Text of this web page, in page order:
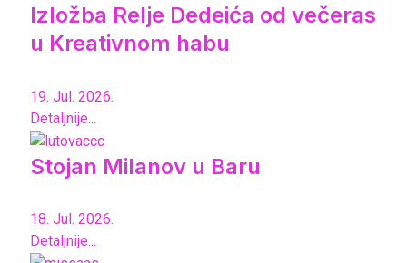
Izložba Relje Dedeića od večeras
u Kreativnom habu
19. Jul. 2026.
Detaljnije...
Stojan Milanov u Baru
18. Jul. 2026.
Detaljnije...